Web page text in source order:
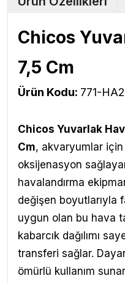
Chicos
7,5 Cm
Ürün Kodu: 771-
Chicos Yuvarlak
Cm, akvaryumlar
oksijenasyon
havalandırma
değişen boyutlarıyla
uygun olan bu hava
kabarcık dağılımı
transferi sağlar.
ömürlü kullanım